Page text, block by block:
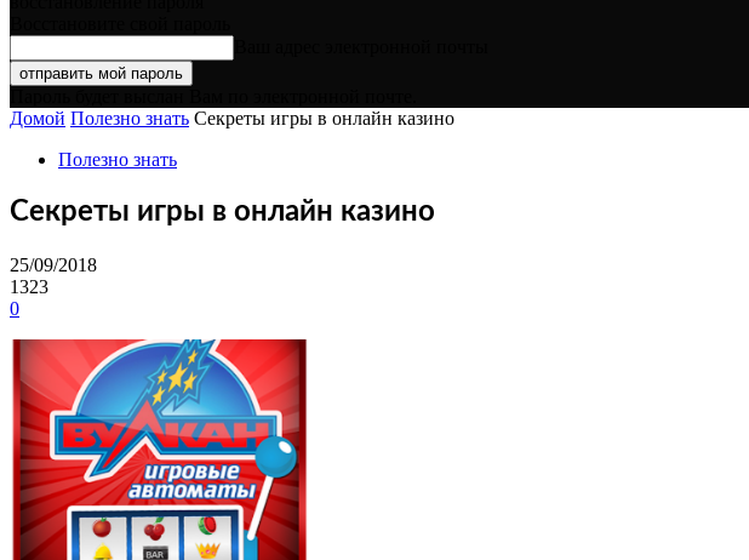
Домой Полезно знать Секреты игры в онлайн казино
Полезно знать
Секреты игры в онлайн казино
25/09/2018
1323
0